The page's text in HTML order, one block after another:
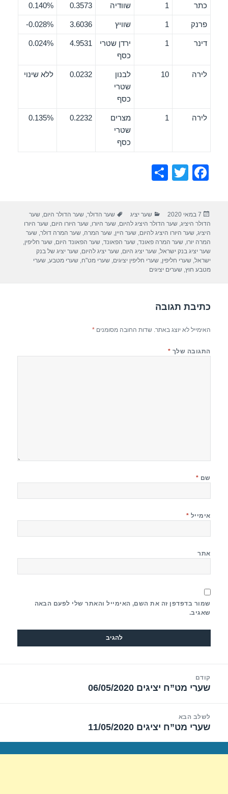
כתר 1 שוודיה 0.3573
0.140%
פרנק 1 שוויץ 3.6036
0.028%-
דינר 1
ירדן שטרי
כסף
4.9531
0.024%
לירה 10
לבנון
שטרי
כסף
0.0232 ללא שינוי
לירה 1
מצרים
שטרי
כסף
0.2232
0.135%
F
e
b
o
o
T
er
e
פורסם
בתאריך
7 במאי 2020 קטגוריות
שער יציג תגיות
שער הדולר,שער הדולר היום,שער
הדולר היציג,שער הדולר היציג להיום,שער היורו,שער היורו היום,שער היורו
היציג,שער היורו היציג להיום,שער היין,שער המרה,שער המרה דולר,שער
המרה יורו,שער המרה פאונד,שער הפאונד,שער הפאונד היום,שער חליפין,
שער יציג בנק ישראל,שער יציג היום,שער יציג להיום,שער יציג של בנק
ישראל,שערי חליפין,שערי חליפין יציגים,שערי מט"ח,שערי מטבע,שערי
מטבע חוץ,שערים יציגים
כתיבת תגובה
האימייל לא יוצג באתר. שדות החובה מסומנים*
התגובה שלך *
שם *
אימייל *
אתר
שמור בדפדפן זה את השם, האימייל והאתר שלי לפעם הבאה
שאגיב.
קודם
הפוסט
שערי מט”ח יציגים 06/05/2020
לשלב הבא
הפוסט
שערי מט”ח יציגים 11/05/2020